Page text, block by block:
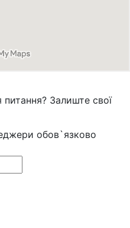
Залиште свої
обов`язково